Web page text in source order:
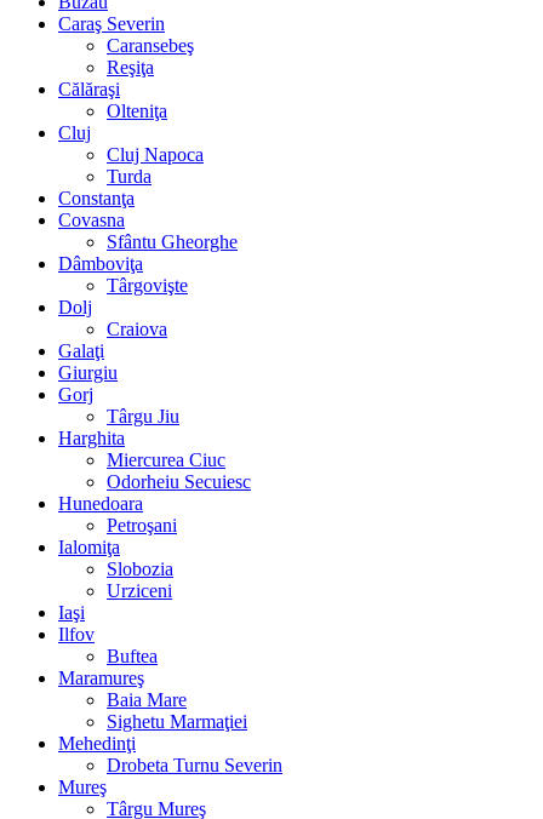
Caraş Severin
Caransebeş
Reşiţa
Călăraşi
Olteniţa
Cluj
Cluj Napoca
Turda
Constanţa
Covasna
Sfântu Gheorghe
Dâmboviţa
Târgovişte
Dolj
Craiova
Galaţi
Giurgiu
Gorj
Târgu Jiu
Harghita
Miercurea Ciuc
Odorheiu Secuiesc
Hunedoara
Petroşani
Ialomiţa
Slobozia
Urziceni
Iaşi
Ilfov
Buftea
Maramureş
Baia Mare
Sighetu Marmaţiei
Mehedinţi
Drobeta Turnu Severin
Mureş
Târgu Mureş